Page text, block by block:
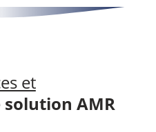
et
AMR